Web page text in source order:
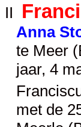
II
Anna
te Meer
jaar, 4
met de